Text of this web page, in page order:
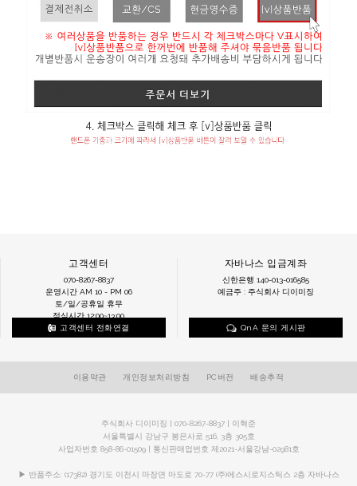
고객센터
070-8267-8837
운영시간 AM 10 - PM 06
토/일/공휴일 휴무
점심시간 12:00~13:00
고객센터 전화연결
자바나스 입금계좌
신한은행 140-013-016585
예금주 : 주식회사 디이미징
QnA 문의 게시판
이용약관 개인정보처리방침 PC버전 배송추적
주식회사 디이미징 | 070-8267-8837 | 이혁준
서울특별시 강남구 봉은사로 516, 3층 305호
사업자번호 858-86-01509 | 통신판매업번호 제2021-서울강남-02981호
▶ 반품주소: (17382) 경기도 이천시 마장면 마도로 70-77 (주)에스시로지스틱스 2층 자바나스